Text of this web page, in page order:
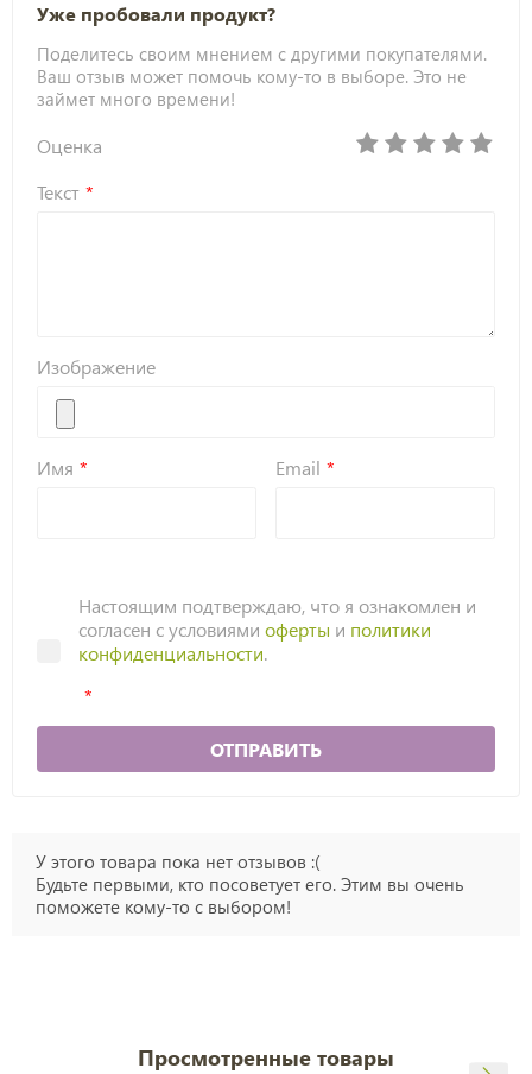
Уже пробовали продукт?
Поделитесь своим мнением с другими покупателями.
Ваш отзыв может помочь кому-то в выборе. Это не
займет много времени!
Оценка
Текст
Изображение
Имя Email
Настоящим подтверждаю, что я ознакомлен и
согласен с условиями оферты и политики
конфиденциальности.
ОТПРАВИТЬ
У этого товара пока нет отзывов :(
Будьте первыми, кто посоветует его. Этим вы очень
поможете кому-то с выбором!
Просмотренные товары